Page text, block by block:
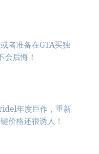
者准备在GTA买独
会后悔！
年度巨作，重新
价格还很诱人！